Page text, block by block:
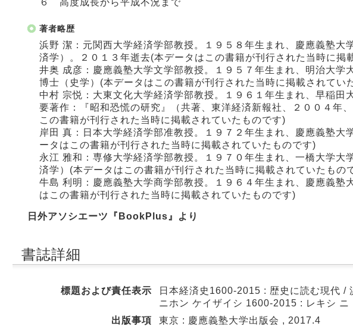
６ 高度成長から平成不況まで
著者略歴
浜野 潔：元関西大学経済学部教授。１９５８年生まれ、慶應義塾大
済学）。２０１３年逝去(本データはこの書籍が刊行された当時に掲
井奥 成彦：慶應義塾大学文学部教授。１９５７年生まれ、明治大学
博士（史学）(本データはこの書籍が刊行された当時に掲載されてい
中村 宗悦：大東文化大学経済学部教授。１９６１年生まれ、早稲
要著作：『昭和恐慌の研究』（共著、東洋経済新報社、２００４年
この書籍が刊行された当時に掲載されていたものです)
岸田 真：日本大学経済学部准教授。１９７２年生まれ、慶應義塾
ータはこの書籍が刊行された当時に掲載されていたものです)
永江 雅和：専修大学経済学部教授。１９７０年生まれ、一橋大学
済学）(本データはこの書籍が刊行された当時に掲載されていたもの
牛島 利明：慶應義塾大学商学部教授。１９６４年生まれ、慶應義塾
はこの書籍が刊行された当時に掲載されていたものです)
日外アソシエーツ『BookPlus』より
書誌詳細
標題および責任表示
日本経済史1600-2015 : 歴史に読む現代 /
ニホン ケイザイシ 1600-2015 : レキシ ニ
出版事項
東京 : 慶應義塾大学出版会 , 2017.4